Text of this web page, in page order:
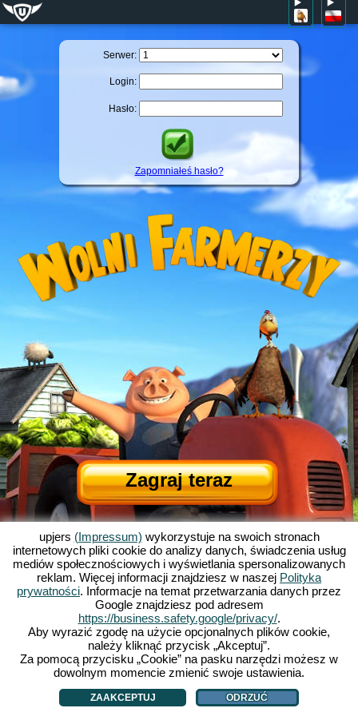
Serwer:
Login:
Hasło:
Zapomniałeś hasło?
Zagraj teraz
O Wolnych Farmerach|Historia Wolnych Farmerów|Atrakcje gry
Impressum|Deklaracja o ochronie danych|Zasady gry|Forum|Support
My Free Farm 2 App|Google Play|App Store
Gry przeglądarkowe - Upjers.com |Zarządzaj ciasteczkami
upjers (Impressum) wykorzystuje na swoich stronach
internetowych pliki cookie do analizy danych, świadczenia usług
mediów społecznościowych i wyświetlania spersonalizowanych
reklam. Więcej informacji znajdziesz w naszej Polityka
prywatności. Informacje na temat przetwarzania danych przez
Google znajdziesz pod adresem
https://business.safety.google/privacy/.
Aby wyrazić zgodę na użycie opcjonalnych plików cookie,
należy kliknąć przycisk „Akceptuj”.
Za pomocą przycisku „Cookie” na pasku narzędzi możesz w
dowolnym momencie zmienić swoje ustawienia.
ZAAKCEPTUJ ODRZUĆ